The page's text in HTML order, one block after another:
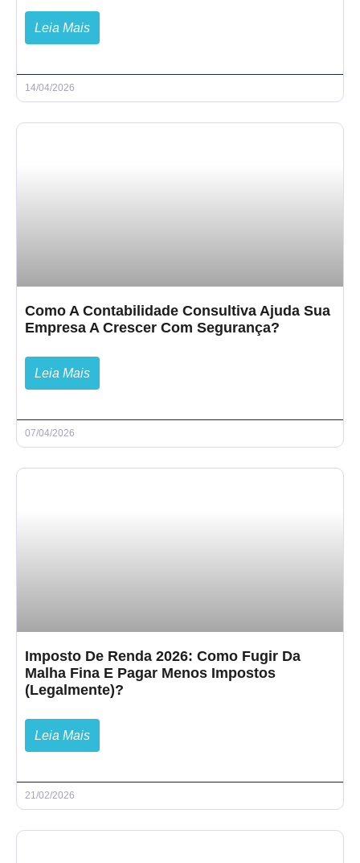
Leia Mais
14/04/2026
Como A Contabilidade Consultiva Ajuda Sua
Empresa A Crescer Com Segurança?
Leia Mais
07/04/2026
Imposto De Renda 2026: Como Fugir Da
Malha Fina E Pagar Menos Impostos
(Legalmente)?
Leia Mais
21/02/2026